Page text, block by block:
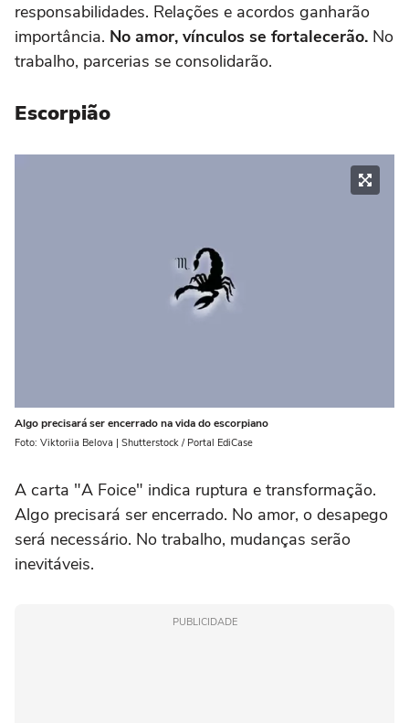
responsabilidades. Relações e acordos ganharão
importância. No amor, vínculos se fortalecerão. No
trabalho, parcerias se consolidarão.
Escorpião
Algo precisará ser encerrado na vida do escorpiano
Foto: Viktoriia Belova | Shutterstock / Portal EdiCase
A carta "A Foice" indica ruptura e transformação.
Algo precisará ser encerrado. No amor, o desapego
será necessário. No trabalho, mudanças serão
inevitáveis.
PUBLICIDADE